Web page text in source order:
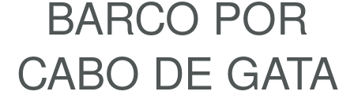
BARCO POR
CABO DE GATA